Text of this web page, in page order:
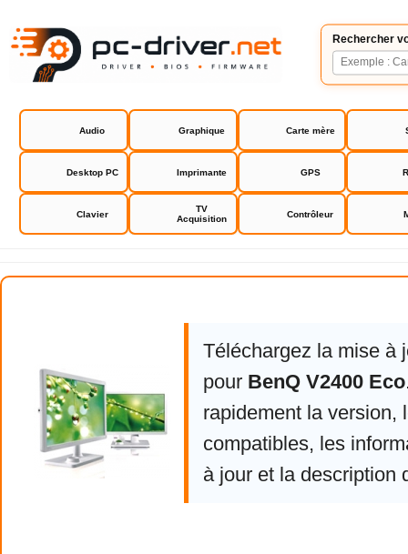
Rechercher
Audio Graphique Carte mère
Desktop PC Imprimante GPS
Clavier
TV
Acquisition
Contrôleur
BenQ V2400 Eco
Téléchargez la mise à
pour BenQ V2400 Eco
rapidement la version,
compatibles, les
à jour et la description